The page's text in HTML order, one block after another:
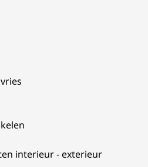
interieur - exterieur